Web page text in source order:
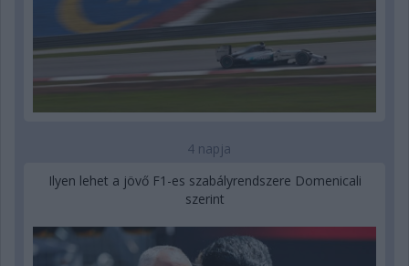
4 napja
Ilyen lehet a jövő F1-es szabályrendszere Domenicali
szerint